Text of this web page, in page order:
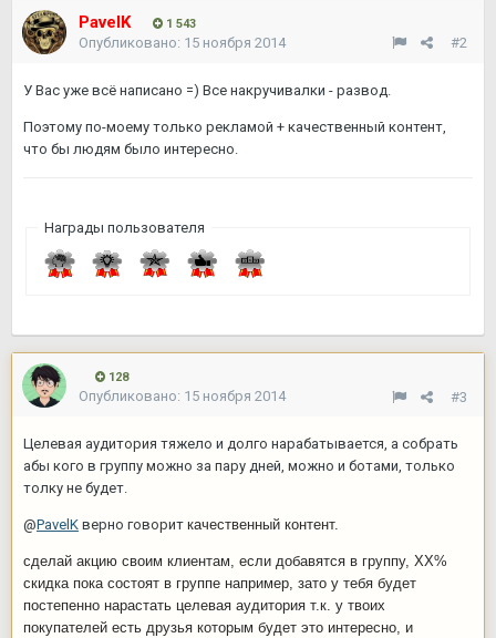
PavelK 1 543
#2
Опубликовано: 15 ноября 2014
У Вас уже всё написано =) Все накручивалки - развод.
Поэтому по-моему только рекламой + качественный контент,
что бы людям было интересно.
Награды пользователя
128
#3
Опубликовано: 15 ноября 2014
Целевая аудитория тяжело и долго нарабатывается, а собрать
абы кого в группу можно за пару дней, можно и ботами, только
толку не будет.
@PavelK верно говорит качественный контент.
сделай акцию своим клиентам, если добавятся в группу, ХХ%
скидка пока состоят в группе например, зато у тебя будет
постепенно нарастать целевая аудитория т.к. у твоих
покупателей есть друзья которым будет это интересно, и